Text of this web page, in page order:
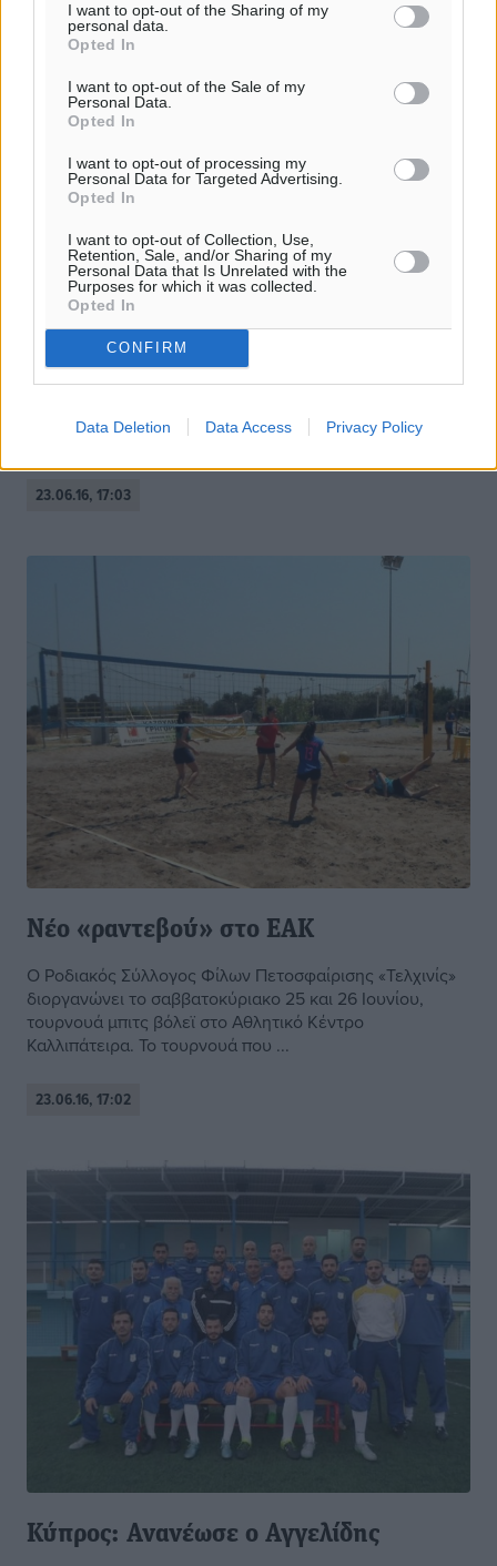
I want to opt-out of the Sharing of my
personal data.
Opted In
I want to opt-out of the Sale of my
Personal Data.
Opted In
I want to opt-out of processing my
Personal Data for Targeted Advertising.
Opted In
I want to opt-out of Collection, Use,
Retention, Sale, and/or Sharing of my
Personal Data that Is Unrelated with the
Purposes for which it was collected.
Opted In
CONFIRM
Data Deletion Data Access Privacy Policy
Φοίβος: Οι προπονητές των
Ακαδημιών
Τους προπονητές που θα αναλάβουν την εκμάθηση του
Ακαδημίες του, ανακοίνωσε ο Φοίβος Κρεμαστής.
Αναλυτικά η ανακοίνωση του ...
23.06.16, 17:03
Νέο «ραντεβού» στο ΕΑΚ
Ο Ροδιακός Σύλλογος Φίλων Πετοσφαίρισης «Τελχινίς»
διοργανώνει το σαββατοκύριακο 25 και 26 Ιουνίου,
τουρνουά μπιτς βόλεϊ στο Αθλητικό Κέντρο
Καλλιπάτειρα. Το τουρνουά που ...
23.06.16, 17:02
Κύπρος: Ανανέωσε ο Αγγελίδης